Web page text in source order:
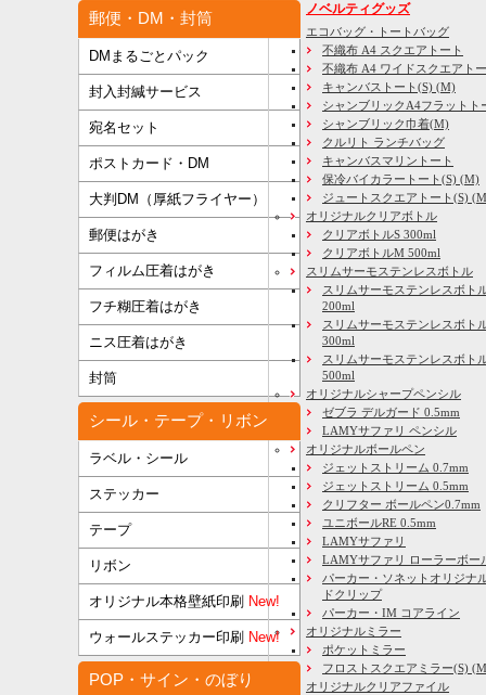
郵便・DM・封筒
DMまるごとパック
封入封緘サービス
宛名セット
ポストカード・DM
大判DM（厚紙フライヤー）
郵便はがき
フィルム圧着はがき
フチ糊圧着はがき
ニス圧着はがき
封筒
シール・テープ・リボン
ラベル・シール
ステッカー
テープ
リボン
オリジナル本格壁紙印刷 New!
ウォールステッカー印刷 New!
POP・サイン・のぼり
ノベルティグッズ
エコバッグ・トートバッグ
不織布 A4 スクエアトート
不織布 A4 ワイドスクエアト
キャンバストート(S) (M)
シャンブリックA4フラットト
シャンブリック巾着(M)
クルリト ランチバッグ
キャンバスマリントート
保冷バイカラートート(S) (M)
ジュートスクエアトート(S)
オリジナルクリアボトル
クリアボトルS 300ml
クリアボトルM 500ml
スリムサーモステンレスボトル
スリムサーモステンレスボト
200ml
スリムサーモステンレスボト
300ml
スリムサーモステンレスボト
500ml
オリジナルシャープペンシル
ゼブラ デルガード 0.5mm
LAMYサファリ ペンシル
オリジナルボールペン
ジェットストリーム 0.7mm
ジェットストリーム 0.5mm
クリフター ボールペン0.7mm
ユニボールRE 0.5mm
LAMYサファリ
LAMYサファリ ローラーボー
パーカー・ソネットオリジナ
ドクリップ
パーカー・IM コアライン
オリジナルミラー
ポケットミラー
フロストスクエアミラー(S)
オリジナルクリアファイル